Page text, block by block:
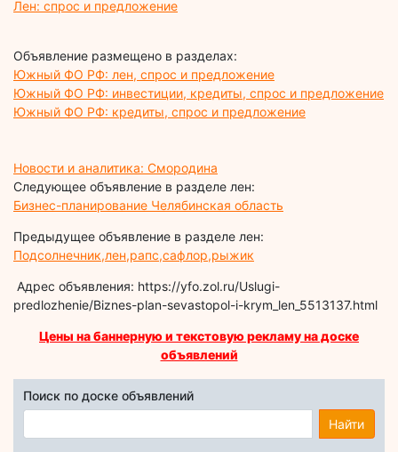
Лен: спрос и предложение
Объявление размещено в разделах:
Южный ФО РФ: лен, спрос и предложение
Южный ФО РФ: инвестиции, кредиты, спрос и предложение
Южный ФО РФ: кредиты, спрос и предложение
Новости и аналитика: Смородина
Следующее объявление в разделе лен:
Бизнес-планирование Челябинская область
Предыдущее объявление в разделе лен:
Подсолнечник,лен,рапс,сафлор,рыжик
Адрес объявления: https://yfo.zol.ru/Uslugi-
predlozhenie/Biznes-plan-sevastopol-i-krym_len_5513137.html
Цены на баннерную и текстовую рекламу на доске
объявлений
Поиск по доске объявлений
Найти